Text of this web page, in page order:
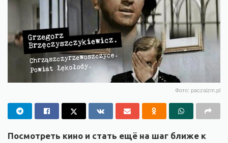
Фото: paczaizm.pl
Посмотреть кино и стать ещё на шаг ближе к